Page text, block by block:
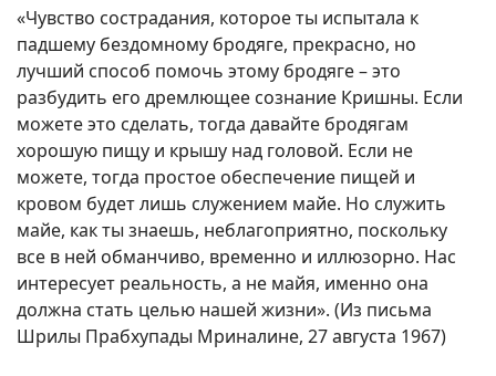
«Чувство сострадания, которое ты испытала к
падшему бездомному бродяге, прекрасно, но
лучший способ помочь этому бродяге – это
разбудить его дремлющее сознание Кришны. Если
можете это сделать, тогда давайте бродягам
хорошую пищу и крышу над головой. Если не
можете, тогда простое обеспечение пищей и
кровом будет лишь служением майе. Но служить
майе, как ты знаешь, неблагоприятно, поскольку
все в ней обманчиво, временно и иллюзорно. Нас
интересует реальность, а не майя, именно она
должна стать целью нашей жизни». (Из письма
Шрилы Прабхупады Мриналине, 27 августа 1967)